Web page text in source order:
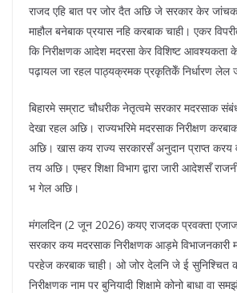
राजद एहि बात पर जोर दैत अछि जे सरकार केर जांचक
माहौल बनेबाक प्रयास नहि करबाक चाही। एकर
कि निरीक्षणक आदेश मदरसा केर विशिष्ट आवश्यकता
पढ़ायल जा रहल पाठ्यक्रमक प्रकृतिकेँ निर्धारण
बिहारमे सम्राट चौधरीक नेतृत्वमे सरकार मदरसाक
देखा रहल अछि। राज्यभरिमे मदरसाक निरीक्षण
अछि। खास कय राज्य सरकारसँ अनुदान प्राप्त करय
तय अछि। एम्हर शिक्षा विभाग द्वारा जारी आदेशसँ
भ गेल अछि।
मंगलदिन (2 जून 2026) कयए राजदक प्रवक्ता
सरकार कय मदरसाक निरीक्षणक आड़मे विभाजनकारी
परहेज करबाक चाही। ओ जोर देलनि जे ई सुनिश्चित
निरीक्षणक नाम पर बुनियादी शिक्षामे कोनो बाधा वा